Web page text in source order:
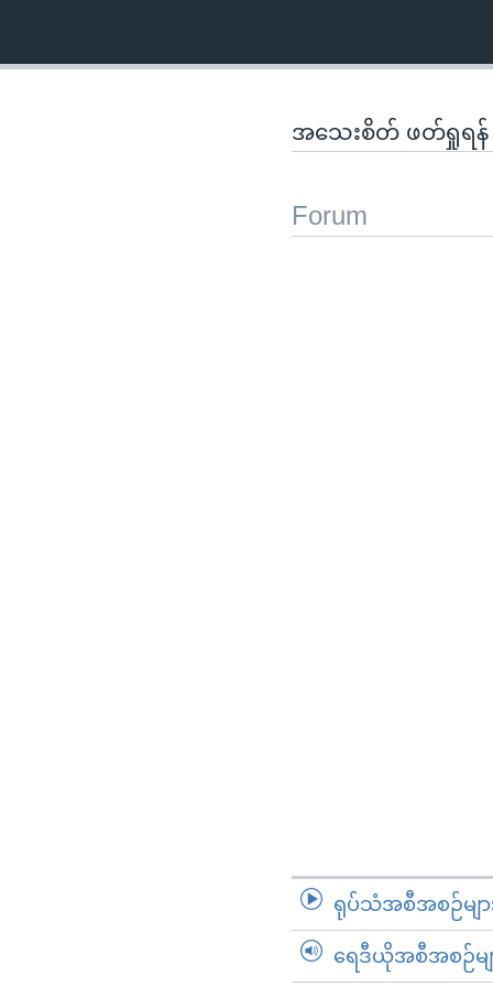
အသေးစိတ် ဖတ်ရှုရ
Forum
ရုပ်သံအစီအစဉ်မျာ
ရေဒီယိုအစီအစဉ်မျ